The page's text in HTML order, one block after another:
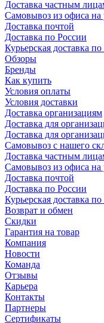
Доставка частным
Самовывоз из офиса на
Доставка почтой
Доставка по России
Курьерская доставка
Обзоры
Бренды
Как купить
Условия оплаты
Условия доставки
Доставка организациям
Доставка для
Доставка для
Самовывоз с нашего
Доставка частным
Самовывоз из офиса на
Доставка почтой
Доставка по России
Курьерская доставка
Возврат и обмен
Скидки
Гарантия на товар
Компания
Новости
Команда
Отзывы
Карьера
Контакты
Партнеры
Сертификаты